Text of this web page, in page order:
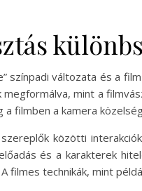
színpadi változata és a
megformálva, mint a
filmben a kamera
közötti
és a karakterek
filmes technikák, mint